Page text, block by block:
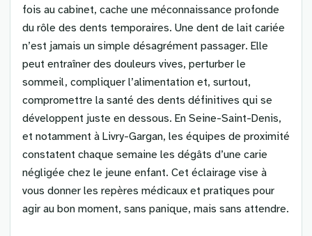
fois au cabinet, cache une méconnaissance profonde
du rôle des dents temporaires. Une dent de lait cariée
n’est jamais un simple désagrément passager. Elle
peut entraîner des douleurs vives, perturber le
sommeil, compliquer l’alimentation et, surtout,
compromettre la santé des dents définitives qui se
développent juste en dessous. En Seine-Saint-Denis,
et notamment à Livry-Gargan, les équipes de proximité
constatent chaque semaine les dégâts d’une carie
négligée chez le jeune enfant. Cet éclairage vise à
vous donner les repères médicaux et pratiques pour
agir au bon moment, sans panique, mais sans attendre.